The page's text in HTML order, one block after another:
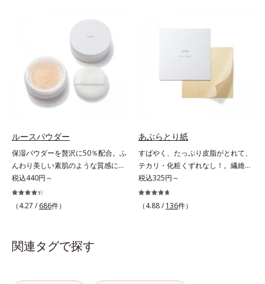
目立たなくする*4 洗浄による汚れ
の除去*5 すべての方に皮膚刺激が
おきないというわけではありません
※敏感肌対象パッチテスト済（すべ
ての人に皮膚刺激がおきないという
わけではありません）
去*2 キメの乱れによる*3 テトラ2-
＝整肌成分*4 天然ビタミンE、イノ
シット、フィチン酸、ユズセラミ
ド、スフィンゴ糖脂質*5 テトラ2-
ヘキシルデカン酸アスコルビル、天
然ビタミンE、イノシット、フィチ
肌成分*6 角層まで*7 うるおいによ
りキメを整えて毛穴を目立たなくす
る*8 すべての方に皮膚刺激がおき
ないというわけではありません※敏
感肌対象パッチテスト済（すべての
人に皮膚刺激がおきないというわけ
イク汚れをするんと落とします。ニ
キビの原因となる毛穴の詰まりとメ
イク汚れにピタッと密着して落とす
「毛穴クリア処方(*)」を採用。さら
にオルビスのニキビ対策スキンケア
「クリアフルシリーズ」と共通の成
分も配合し、クリアな肌へ。肌への
摩擦を軽減させるための厚みのある
るおい成分、植物由来の洗浄成分も
配合し、繊細な肌をやさしく洗い上
げます。* 皮脂やメイクの油となじ
み、毛穴の汚れを落とす処方
よって目立ちやすい頬のたるみ毛穴
ある肌に整えます。絶妙ベージュ色
で、黒ずみもカバー。肌をキュッと
ひきしめる植物性ひきしめ成分配合
で、テカリや化粧くずれも防ぎま
す。クリームをなじませると、さら
整えるので、その後のファンデーシ
ョンのノリが格段にアップします。
ルースパウダー
保湿パウダーを贅沢に50％配合。ふ
んわり美しい素肌のような質感にな
りながらもうるおいとツヤを叶える
フェイスパウダー。朝の仕上がりの
クオリティが全然違う！ まるで美
タイプのファンデーションを使って
も、仕上げがパサパサのお粉ではせ
税込440円～
（4.27 / 686件）
あぶらとり紙
すばやく、たっぷり皮脂がとれて、
テカリ・化粧くずれなし！。繊維の
長い麻を使用しそれを繰り返し叩い
て作り上げる、伝統の「金箔打紙製
法」。京都の舞妓さんたちに昔から
税込325円～
（4.88 / 136件）
関連タグで探す